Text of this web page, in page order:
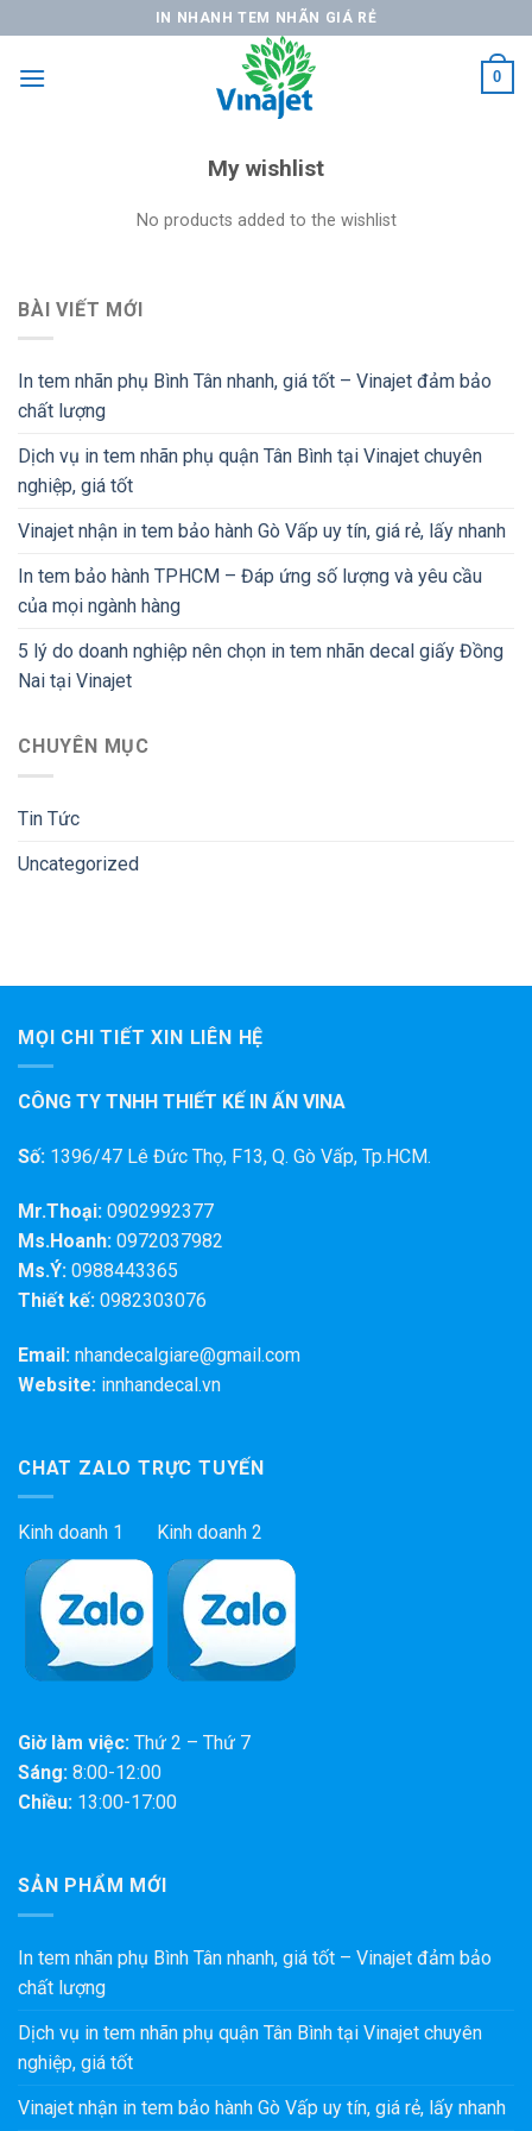
content
IN NHANH TEM NHÃN GIÁ RẺ
0
My wishlist
No products added to the wishlist
BÀI VIẾT MỚI
In tem nhãn phụ Bình Tân nhanh, giá tốt – Vinajet đảm bảo
chất lượng
Dịch vụ in tem nhãn phụ quận Tân Bình tại Vinajet chuyên
nghiệp, giá tốt
Vinajet nhận in tem bảo hành Gò Vấp uy tín, giá rẻ, lấy nhanh
In tem bảo hành TPHCM – Đáp ứng số lượng và yêu cầu
của mọi ngành hàng
5 lý do doanh nghiệp nên chọn in tem nhãn decal giấy Đồng
Nai tại Vinajet
CHUYÊN MỤC
Tin Tức
Uncategorized
MỌI CHI TIẾT XIN LIÊN HỆ
CÔNG TY TNHH THIẾT KẾ IN ẤN VINA
Số: 1396/47 Lê Đức Thọ, F13, Q. Gò Vấp, Tp.HCM.
Mr.Thoại: 0902992377
Ms.Hoanh: 0972037982
Ms.Ý: 0988443365
Thiết kế: 0982303076
Email: nhandecalgiare@gmail.com
Website: innhandecal.vn
CHAT ZALO TRỰC TUYẾN
Kinh doanh 1 Kinh doanh 2
Giờ làm việc: Thứ 2 – Thứ 7
Sáng: 8:00-12:00
Chiều: 13:00-17:00
SẢN PHẨM MỚI
In tem nhãn phụ Bình Tân nhanh, giá tốt – Vinajet đảm bảo
chất lượng
Dịch vụ in tem nhãn phụ quận Tân Bình tại Vinajet chuyên
nghiệp, giá tốt
Vinajet nhận in tem bảo hành Gò Vấp uy tín, giá rẻ, lấy nhanh